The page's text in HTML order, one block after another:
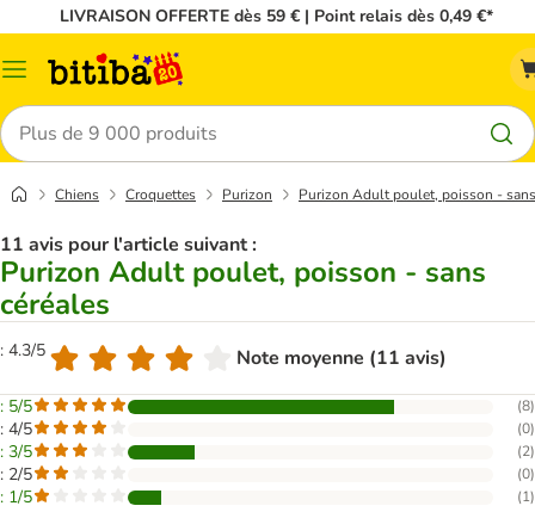
LIVRAISON OFFERTE dès 59 € | Point relais dès 0,49 €*
Menu
Rechercher
Chiens Croquettes Purizon Purizon Adult poulet, poisson -
11 avis pour l'article suivant :
Purizon Adult poulet, poisson - sans
céréales
: 4.3/5 Note moyenne (11 avis)
: 5/5 (8)
: 4/5 (0)
: 3/5 (2)
: 2/5 (0)
: 1/5 (1)